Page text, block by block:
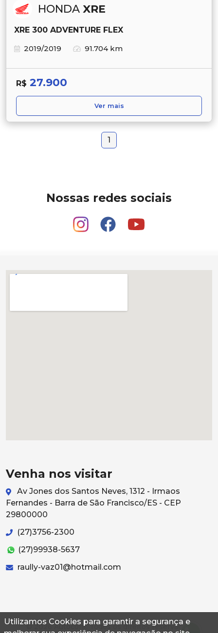
Utilizamos Cookies para garantir a segurança e
HONDA XRE
XRE 300 ADVENTURE FLEX
2019/2019
91.704 km
R$ 27.900
Ver mais
1
Nossas redes sociais
Venha nos visitar
Av Jones dos Santos Neves, 1312 - Irmaos
Fernandes - Barra de São Francisco/ES - CEP
29800000
(27)3756-2300
(27)99938-5637
raully-vaz01@hotmail.com
© 2026 Autoconf. Todos os direitos reservados.